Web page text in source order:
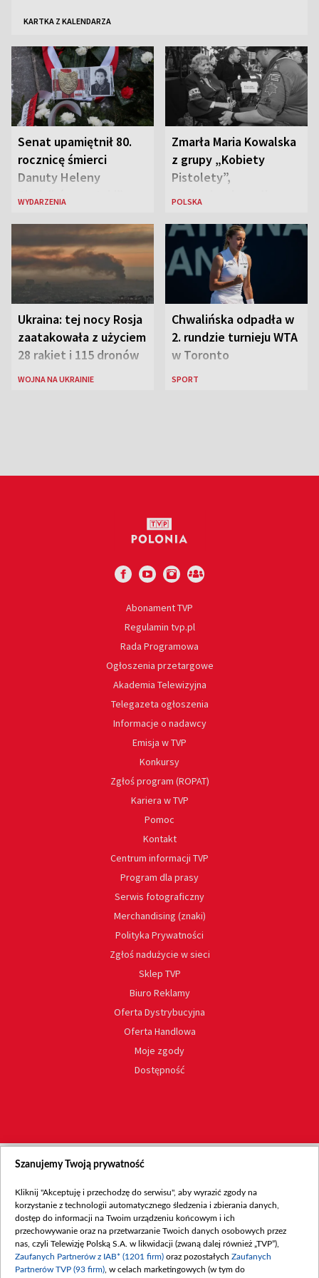
KARTKA Z KALENDARZA
Senat upamiętnił 80.
rocznicę śmierci
Danuty Heleny
Siedzikówny „Inki”
WYDARZENIA
Zmarła Maria Kowalska
z grupy „Kobiety
Pistolety”,
sanitariuszka pułku
POLSKA
Ukraina: tej nocy Rosja
zaatakowała z użyciem
28 rakiet i 115 dronów
WOJNA NA UKRAINIE
Chwalińska odpadła w
2. rundzie turnieju WTA
w Toronto
SPORT
Abonament TVP
Regulamin tvp.pl
Rada Programowa
Ogłoszenia przetargowe
Akademia Telewizyjna
Telegazeta ogłoszenia
Informacje o nadawcy
Emisja w TVP
Konkursy
Zgłoś program (ROPAT)
Kariera w TVP
Pomoc
Kontakt
Centrum informacji TVP
Program dla prasy
Serwis fotograficzny
Merchandising (znaki)
Polityka Prywatności
Zgłoś nadużycie w sieci
Sklep TVP
Biuro Reklamy
Oferta Dystrybucyjna
Oferta Handlowa
Moje zgody
Dostępność
Szanujemy Twoją prywatność
Kliknij "Akceptuję i przechodzę do serwisu", aby wyrazić zgody na
korzystanie z technologii automatycznego śledzenia i zbierania danych,
dostęp do informacji na Twoim urządzeniu końcowym i ich
przechowywanie oraz na przetwarzanie Twoich danych osobowych przez
nas, czyli Telewizję Polską S.A. w likwidacji (zwaną dalej również „TVP”),
Zaufanych Partnerów z IAB* (1201 firm) oraz pozostałych Zaufanych
Partnerów TVP (93 firm) , w celach marketingowych (w tym do